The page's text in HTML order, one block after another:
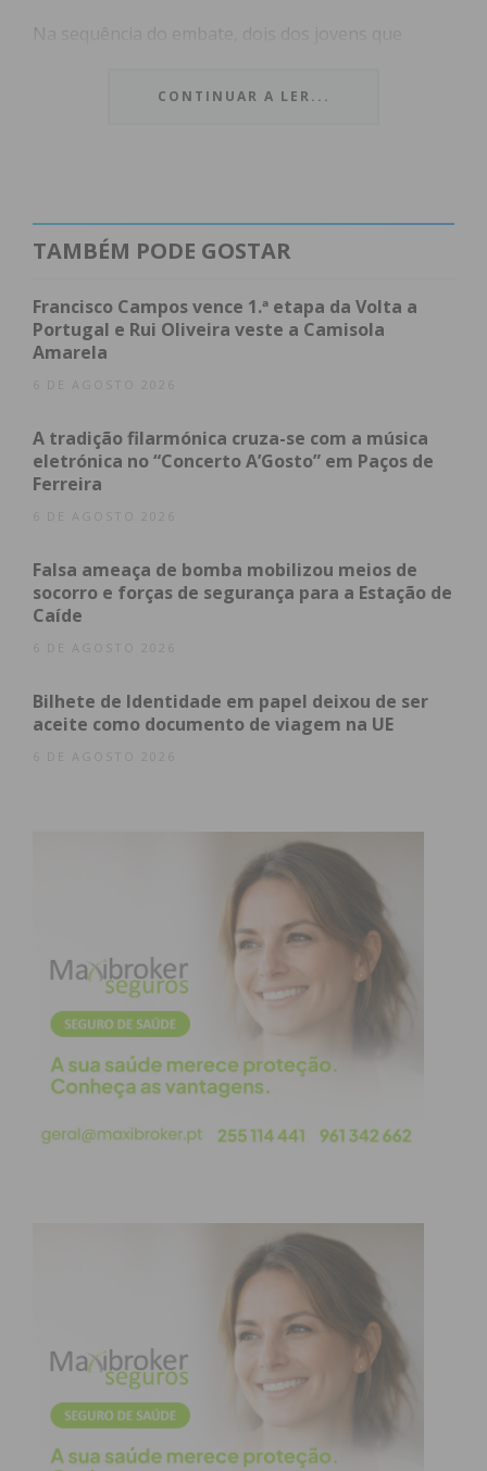
Na sequência do embate, dois dos jovens que
rapaz de 25 anos, ficaram feridos com gravidade,
Hospital de Guimarães.
Para o local do acidente para socorrer as vítimas
foram mobilizados sete elementos dos Bombeiros
Voluntários de Felgueiras, apoiados por três
veículos, uma equipa de suporte imediato de vida
emergência e reanimação do Vale do Sousa.
A GNR esteve no local a tomar conta da ocorrência.
Subscreva a newsletter do
obtenha de forma regular a informação
atualizada.
Eu li e concordo com os
termos e
condições
CONTINUAR A LER...
TAMBÉM PODE GOSTAR
Francisco Campos vence 1.ª etapa da Volta a
Portugal e Rui Oliveira veste a Camisola
Amarela
6 DE AGOSTO 2026
A tradição filarmónica cruza-se com a música
eletrónica no “Concerto A’Gosto” em Paços de
Ferreira
6 DE AGOSTO 2026
Falsa ameaça de bomba mobilizou meios de
socorro e forças de segurança para a Estação de
Caíde
6 DE AGOSTO 2026
Bilhete de Identidade em papel deixou de ser
aceite como documento de viagem na UE
6 DE AGOSTO 2026